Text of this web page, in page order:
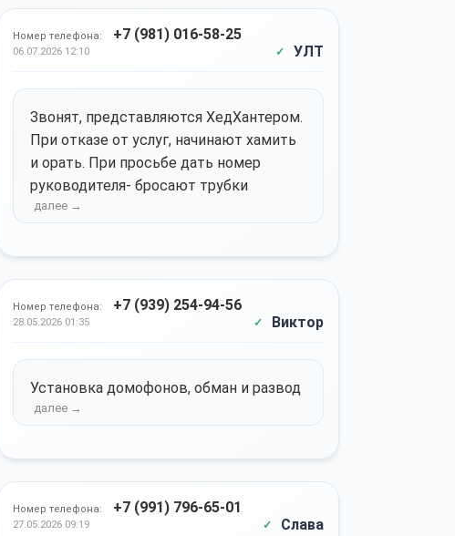
Номер телефона: +7 (981) 016-58-25
06.07.2026 12:10 УЛТ
Звонят, представляются ХедХантером.
При отказе от услуг, начинают хамить
и орать. При просьбе дать номер
руководителя- бросают трубки
Номер телефона: +7 (939) 254-94-56
28.05.2026 01:35 Виктор
Установка домофонов, обман и развод
Номер телефона: +7 (991) 796-65-01
27.05.2026 09:19 Слава